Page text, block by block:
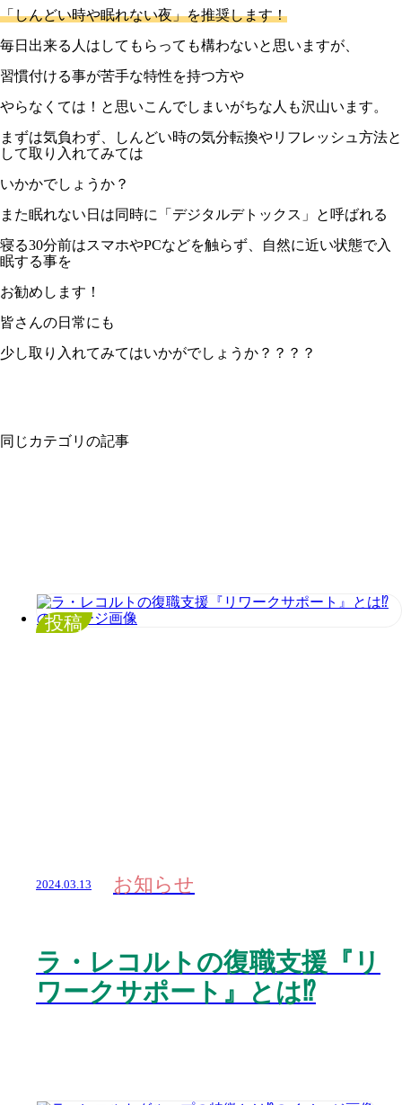
「しんどい時や眠れない夜」を推奨します！
毎日出来る人はしてもらっても構わないと思いますが、
習慣付ける事が苦手な特性を持つ方や
やらなくては！と思いこんでしまいがちな人も沢山います。
まずは気負わず、しんどい時の気分転換やリフレッシュ方法と
して取り入れてみては
いかかでしょうか？
また眠れない日は同時に「デジタルデトックス」と呼ばれる
寝る30分前はスマホやPCなどを触らず、自然に近い状態で入
眠する事を
お勧めします！
皆さんの日常にも
少し取り入れてみてはいかがでしょうか？？？？
同じカテゴリの記事
投稿
2024.03.13 お知らせ
ラ・レコルトの復職支援『リ
ワークサポート』とは⁉️